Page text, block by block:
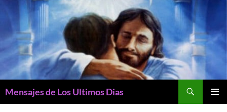
Mensajes de Los Ultimos Dias